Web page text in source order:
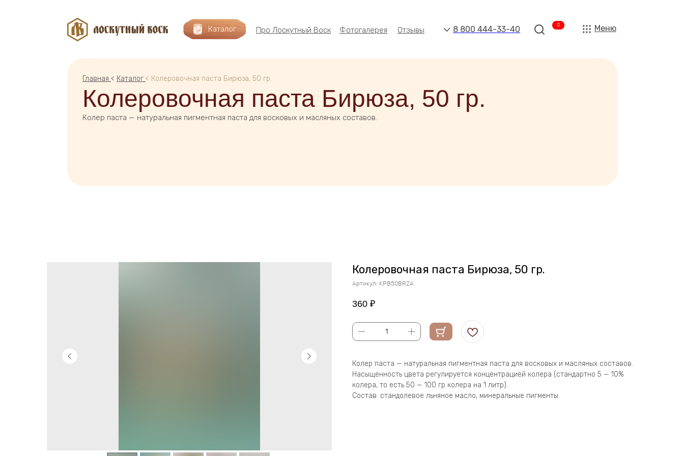
Меню
8 800 444-33-40
Каталог Отзывы
Фотогалерея
Про Лоскутный Воск
0
Главная < Каталог < Колеровочная паста Бирюза, 50 гр.
Колеровочная паста Бирюза, 50 гр.
Колер паста — натуральная пигментная паста для восковых и масляных составов.
Колеровочная паста Бирюза, 50 гр.
Артикул: KPB50BRZA
360 ₽
Колер паста — натуральная пигментная паста для восковых и масляных составов.
Насыщенность цвета регулируется концентрацией колера (стандартно 5 — 10%
колера, то есть 50 — 100 гр колера на 1 литр).
Состав: стандолевое льняное масло, минеральные пигменты.